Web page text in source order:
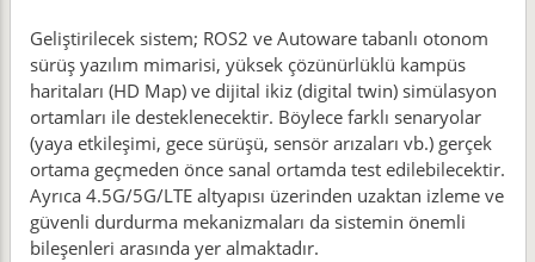
Geliştirilecek sistem; ROS2 ve Autoware tabanlı otonom
sürüş yazılım mimarisi, yüksek çözünürlüklü kampüs
haritaları (HD Map) ve dijital ikiz (digital twin) simülasyon
ortamları ile desteklenecektir. Böylece farklı senaryolar
(yaya etkileşimi, gece sürüşü, sensör arızaları vb.) gerçek
ortama geçmeden önce sanal ortamda test edilebilecektir.
Ayrıca 4.5G/5G/LTE altyapısı üzerinden uzaktan izleme ve
güvenli durdurma mekanizmaları da sistemin önemli
bileşenleri arasında yer almaktadır.